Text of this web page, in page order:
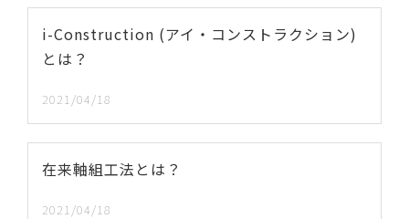
i-Construction (アイ・コンストラクション)
とは？
2021/04/18
在来軸組工法とは？
2021/04/18